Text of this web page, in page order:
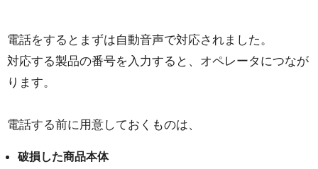
電話をするとまずは自動音声で対応されました。
対応する製品の番号を入力すると、オペレータにつなが
ります。
電話する前に用意しておくものは、
破損した商品本体